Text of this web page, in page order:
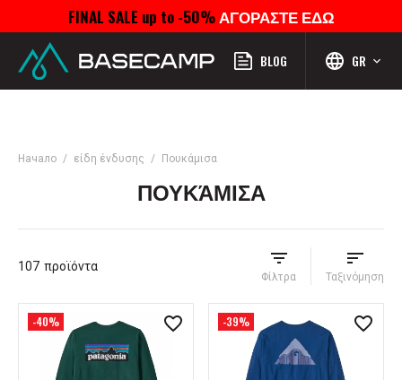
FINAL SALE up to -50%ΑΓΟΡΑΣΤΕ ΕΔΩ
BLOG GR
Начало είδη ένδυσης Πουκάμισα
ΠΟΥΚΆΜΙΣΑ
107 προϊόντα
Φίλτρα Ταξινόμηση
-40% -39%